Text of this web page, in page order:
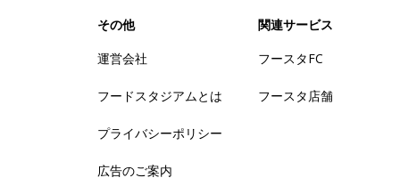
その他
運営会社
フードスタジアムとは
プライバシーポリシー
広告のご案内
関連サービス
フースタFC
フースタ店舗